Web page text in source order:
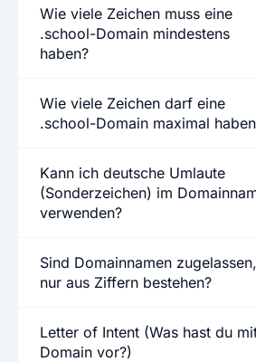
Wie viele Zeichen muss eine
.school-Domain mindestens
haben?
Wie viele Zeichen darf eine
.school-Domain maximal
Kann ich deutsche Umlaute
(Sonderzeichen) im
verwenden?
Sind Domainnamen
nur aus Ziffern bestehen?
Letter of Intent (Was hast du
Domain vor?)